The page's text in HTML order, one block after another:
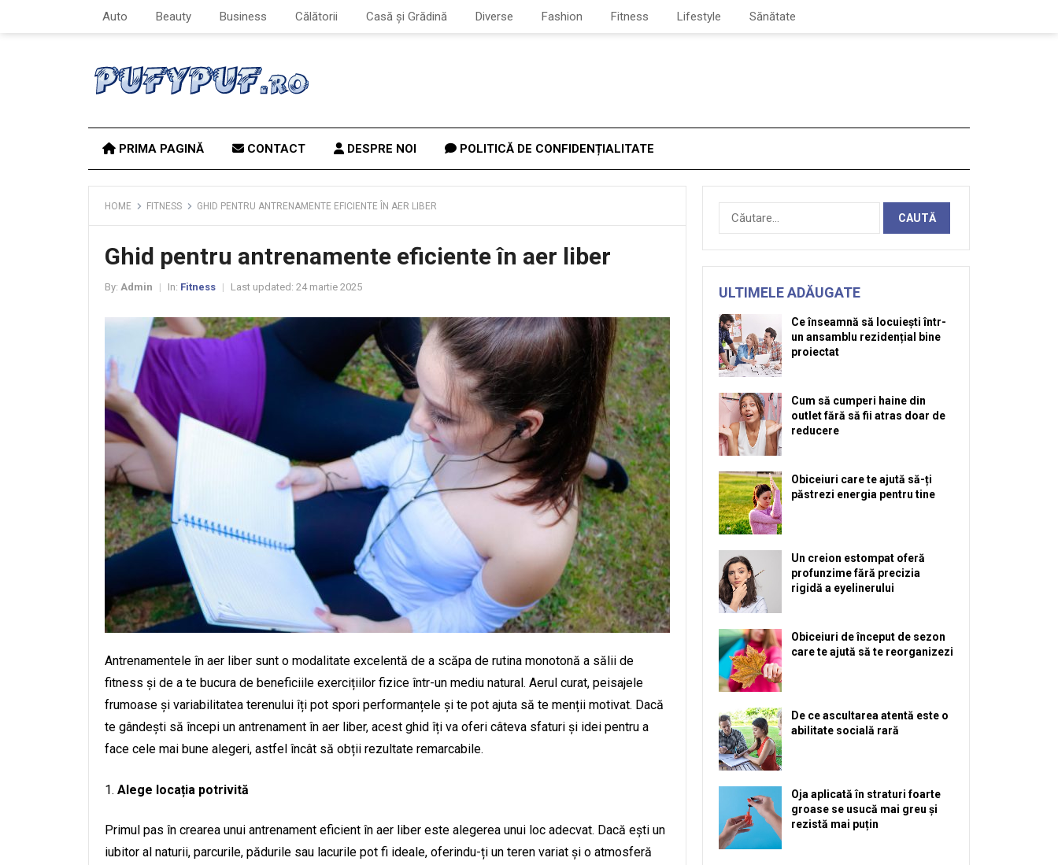
Auto Beauty Business Călătorii Casă și Grădină Diverse Fashion Fitness Lifestyle Sănătate
PRIMA PAGINĂ CONTACT DESPRE NOI POLITICĂ DE CONFIDENȚIALITATE
HOME FITNESS GHID PENTRU ANTRENAMENTE EFICIENTE ÎN AER LIBER
Ghid pentru antrenamente eficiente în aer liber
By: Admin In: Fitness Last updated: 24 martie 2025
Antrenamentele în aer liber sunt o modalitate excelentă de a scăpa de rutina monotonă a sălii de
fitness și de a te bucura de beneficiile exercițiilor fizice într-un mediu natural. Aerul curat, peisajele
frumoase și variabilitatea terenului îți pot spori performanțele și te pot ajuta să te menții motivat. Dacă
te gândești să începi un antrenament în aer liber, acest ghid îți va oferi câteva sfaturi și idei pentru a
face cele mai bune alegeri, astfel încât să obții rezultate remarcabile.
Alege locația potrivită
Primul pas în crearea unui antrenament eficient în aer liber este alegerea unui loc adecvat. Dacă ești un
iubitor al naturii, parcurile, pădurile sau lacurile pot fi ideale, oferindu-ți un teren variat și o atmosferă
Caută
după:
ULTIMELE ADĂUGATE
Ce înseamnă să locuiești într-
un ansamblu rezidențial bine
proiectat
Cum să cumperi haine din
outlet fără să fii atras doar de
reducere
Obiceiuri care te ajută să-ți
păstrezi energia pentru tine
Un creion estompat oferă
profunzime fără precizia
rigidă a eyelinerului
Obiceiuri de început de sezon
care te ajută să te reorganizezi
De ce ascultarea atentă este o
abilitate socială rară
Oja aplicată în straturi foarte
groase se usucă mai greu și
rezistă mai puțin